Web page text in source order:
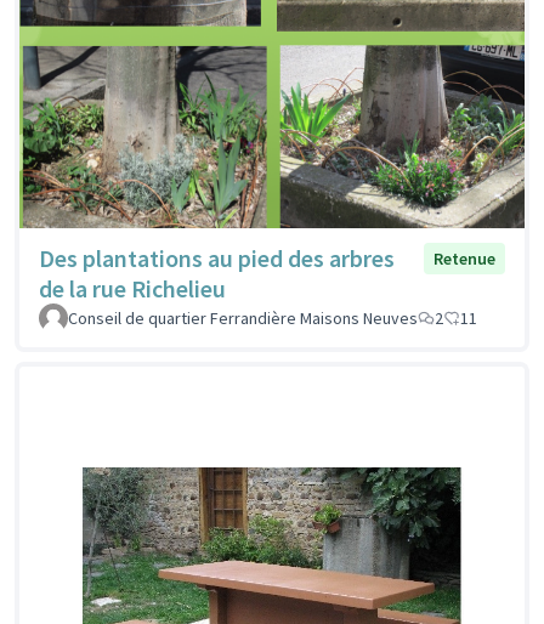
Des plantations au pied des arbres
de la rue Richelieu
Retenue
Conseil de quartier Ferrandière Maisons Neuves 2 11